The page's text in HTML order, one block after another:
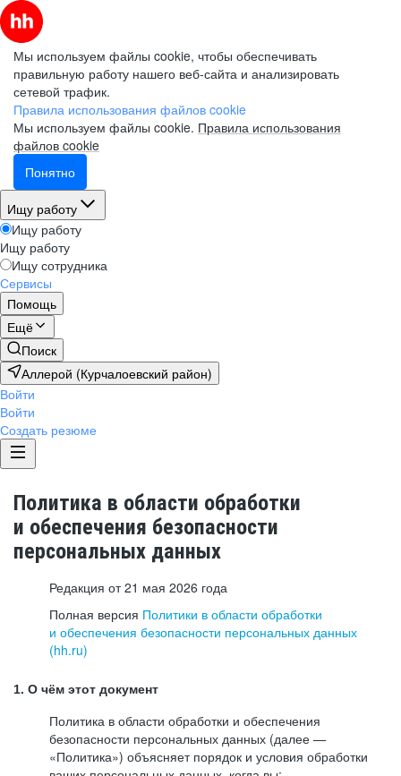
Мы используем файлы cookie, чтобы обеспечивать
правильную работу нашего веб-сайта и анализировать
сетевой трафик.
Правила использования файлов cookie
Мы используем файлы cookie. Правила использования
файлов cookie
Понятно
Ищу работу
Ищу работу
Ищу работу
Ищу сотрудника
Сервисы
Помощь
Ещё
Поиск
Аллерой (Курчалоевский район)
Войти
Войти
Создать резюме
Политика в области обработки
и обеспечения безопасности
персональных данных
Редакция от 21 мая 2026 года
Полная версия Политики в области обработки
и обеспечения безопасности персональных данных
(hh.ru)
1. О чём этот документ
Политика в области обработки и обеспечения
безопасности персональных данных (далее —
«Политика») объясняет порядок и условия обработки